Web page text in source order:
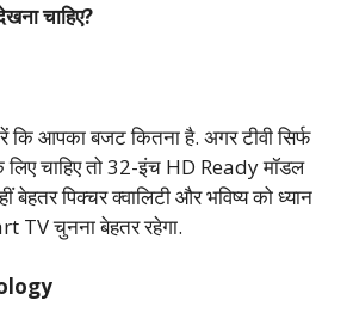
चाहिए?
आपका बजट कितना है. अगर टीवी सिर्फ
लिए चाहिए तो 32-इंच HD Ready मॉडल
बेहतर पिक्चर क्वालिटी और भविष्य को ध्यान
TV चुनना बेहतर रहेगा.